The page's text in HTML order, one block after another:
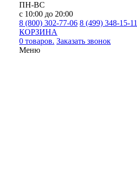
ПН-ВС
с 10:00 до 20:00
8 (800) 302-77-06 8 (499) 348-15-11
КОРЗИНА
0 товаров. Заказать звонок
Меню